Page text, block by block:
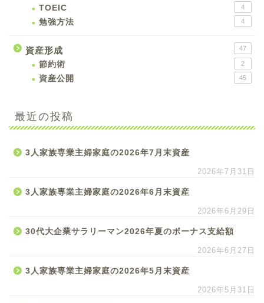
TOEIC 4
勉強方法 4
資産形成 47
節約術 2
資産公開 45
最近の投稿
3人家族専業主婦家庭の2026年7月末資産
2026年7月31日
3人家族専業主婦家庭の2026年6月末資産
2026年6月29日
30代大企業サラリーマン2026年夏のボーナス支給額
2026年6月27日
3人家族専業主婦家庭の2026年5月末資産
2026年5月31日